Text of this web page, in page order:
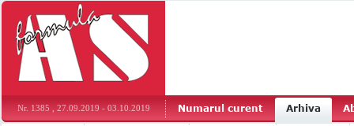
Nr. 1385 , 27.09.2019 - 03.10.2019 Numarul curent Arhiva